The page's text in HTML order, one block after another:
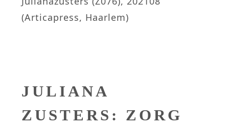
(Articapress, Haarlem)
JULIANA
ZUSTERS: ZORG